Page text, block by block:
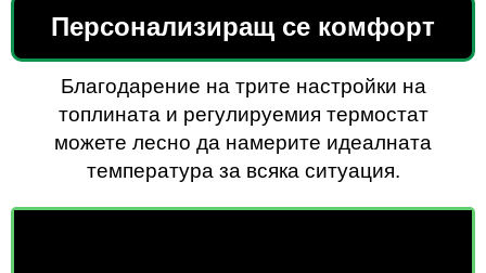
Персонализиращ се комфорт
Благодарение на трите настройки на
топлината и регулируемия термостат
можете лесно да намерите идеалната
температура за всяка ситуация.